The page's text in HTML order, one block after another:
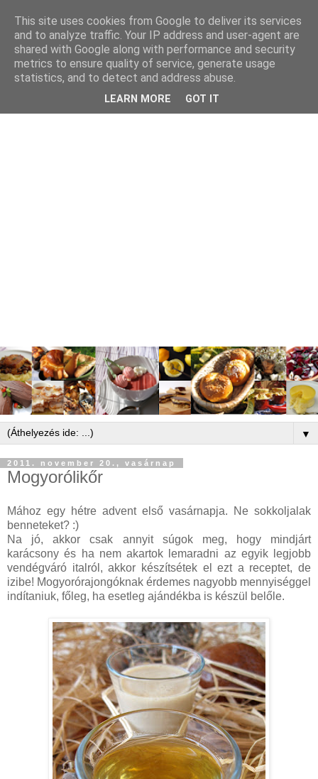
▼
2011. november 20., vasárnap
Mogyorólikőr
Mához egy hétre advent első vasárnapja. Ne sokkoljalak
benneteket? :)
Na jó, akkor csak annyit súgok meg, hogy mindjárt
karácsony és ha nem akartok lemaradni az egyik legjobb
vendégváró italról, akkor készítsétek el ezt a receptet, de
izibe! Mogyorórajongóknak érdemes nagyobb mennyiséggel
indítaniuk, főleg, ha esetleg ajándékba is készül belőle.
This site uses cookies from Google to deliver its services
and to analyze traffic. Your IP address and user-agent are
shared with Google along with performance and security
metrics to ensure quality of service, generate usage
statistics, and to detect and address abuse.
LEARN MORE GOT IT